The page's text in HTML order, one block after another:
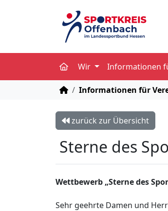
Wir Informationen
STARTSEITE
Informationen für
zurück zur Übersicht
Sterne des
Wettbewerb „Sterne des
Sehr geehrte Damen und